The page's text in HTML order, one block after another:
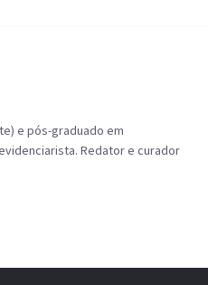
e pós-graduado em
Redator e curador